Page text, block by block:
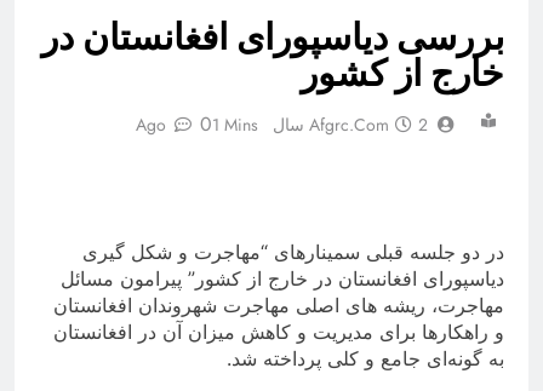
بررسی دیاسپورای افغانستان در
خارج از کشور
Afgrc.com 2 سال Ago 01 Mins
در دو جلسه قبلی سمینارهای “مهاجرت و شکل گیری
دیاسپورای افغانستان در خارج از کشور” پیرامون مسائل
مهاجرت، ریشه های اصلی مهاجرت شهروندان افغانستان
و راهکارها برای مدیریت و کاهش میزان آن در افغانستان
به گونه‌ای جامع و کلی پرداخته شد.